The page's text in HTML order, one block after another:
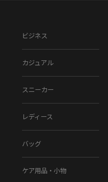
ビジネス
カジュアル
スニーカー
レディース
バッグ
ケア用品・小物